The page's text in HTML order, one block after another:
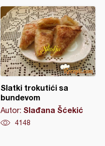
Slatki trokutići sa
bundevom
Autor: Slađana Šćekić
4148